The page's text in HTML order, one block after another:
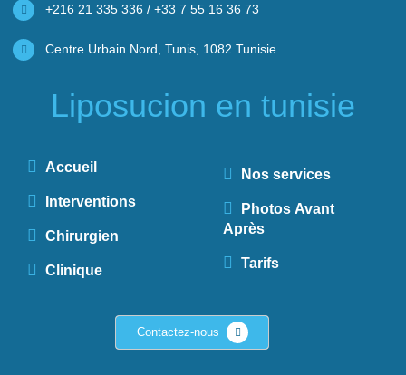
+216 21 335 336 / +33 7 55 16 36 73
Centre Urbain Nord, Tunis, 1082 Tunisie
Liposucion en tunisie
Accueil
Interventions
Chirurgien
Clinique
Nos services
Photos Avant
Après
Tarifs
Contactez-nous